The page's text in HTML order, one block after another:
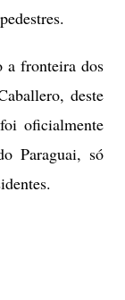
a fronteira dos
deste
oficialmente
Paraguai, só